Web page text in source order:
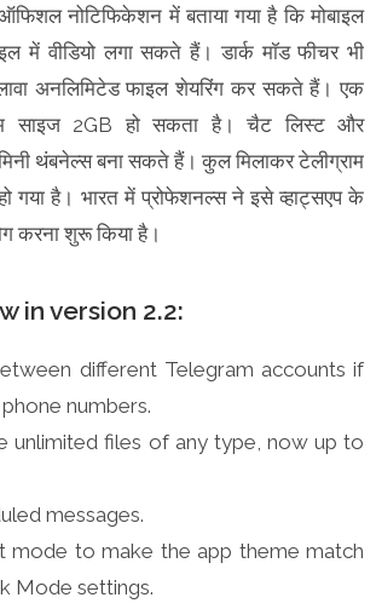
नोटिफिकेशन में बताया गया है कि मोबाइल
में वीडियो लगा सकते हैं। डार्क मॉड फीचर भी
अनलिमिटेड फाइल शेयरिंग कर सकते हैं। एक
साइज 2GB हो सकता है। चैट लिस्ट और
थंबनेल्स बना सकते हैं। कुल मिलाकर टेलीग्राम
गया है। भारत में प्रोफेशनल्स ने इसे व्हाट्सएप के
करना शुरू किया है।
in version 2.2:
different Telegram accounts if
numbers.
unlimited files of any type, now up to
messages.
mode to make the app theme match
Mode settings.